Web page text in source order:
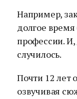
Например,
долгое
профессии. И,
случилось.
Почти 12 лет
озвучивая